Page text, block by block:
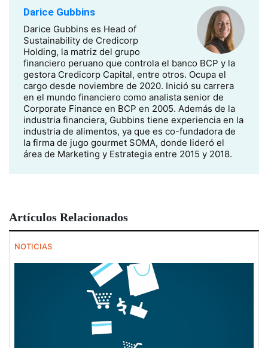
Darice Gubbins
Darice Gubbins es Head of
Sustainability de Credicorp
Holding, la matriz del grupo
financiero peruano que controla el banco BCP y la
gestora Credicorp Capital, entre otros. Ocupa el
cargo desde noviembre de 2020. Inició su carrera
en el mundo financiero como analista senior de
Corporate Finance en BCP en 2005. Además de la
industria financiera, Gubbins tiene experiencia en la
industria de alimentos, ya que es co-fundadora de
la firma de jugo gourmet SOMA, donde lideró el
área de Marketing y Estrategia entre 2015 y 2018.
Artículos Relacionados
NOTICIAS